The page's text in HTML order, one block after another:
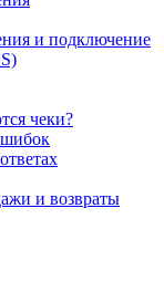
и подключение
чеки?
и возвраты